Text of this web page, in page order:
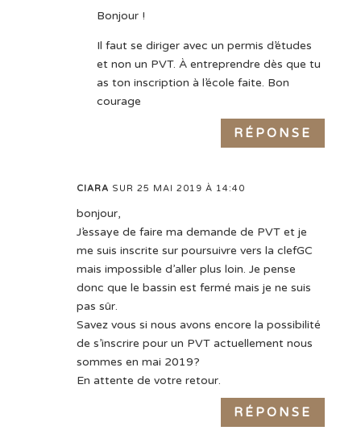
Bonjour !
Il faut se diriger avec un permis d’études
et non un PVT. À entreprendre dès que tu
as ton inscription à l’école faite. Bon
courage
RÉPONSE
CIARA SUR 25 MAI 2019 À 14:40
bonjour,
J’essaye de faire ma demande de PVT et je
me suis inscrite sur poursuivre vers la clefGC
mais impossible d’aller plus loin. Je pense
donc que le bassin est fermé mais je ne suis
pas sûr.
Savez vous si nous avons encore la possibilité
de s’inscrire pour un PVT actuellement nous
sommes en mai 2019?
En attente de votre retour.
RÉPONSE